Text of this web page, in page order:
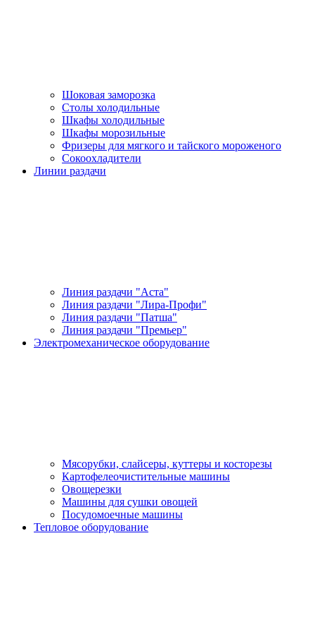
Шоковая заморозка
Столы холодильные
Шкафы холодильные
Шкафы морозильные
Фризеры для мягкого и тайского мороженого
Сокоохладители
Линии раздачи
Линия раздачи "Аста"
Линия раздачи "Лира-Профи"
Линия раздачи "Патша"
Линия раздачи "Премьер"
Электромеханическое оборудование
Мясорубки, слайсеры, куттеры и косторезы
Картофелеочистительные машины
Овощерезки
Машины для сушки овощей
Посудомоечные машины
Тепловое оборудование